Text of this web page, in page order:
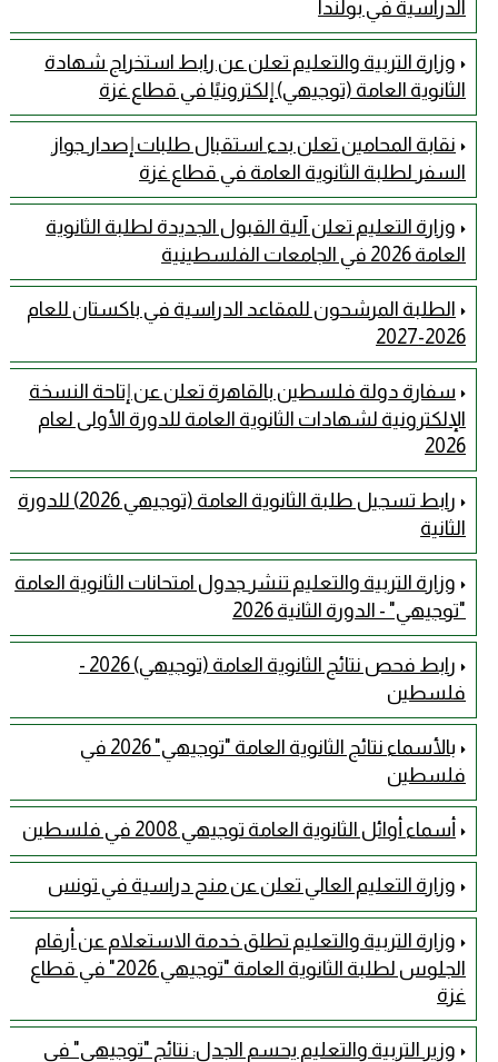
الدراسية في بولندا
وزارة التربية والتعليم تعلن عن رابط استخراج شهادة
الثانوية العامة (توجيهي) إلكترونيًا في قطاع غزة
نقابة المحامين تعلن بدء استقبال طلبات إصدار جواز
السفر لطلبة الثانوية العامة في قطاع غزة
وزارة التعليم تعلن آلية القبول الجديدة لطلبة الثانوية
العامة 2026 في الجامعات الفلسطينية
الطلبة المرشحون للمقاعد الدراسية في باكستان للعام
2026-2027
سفارة دولة فلسطين بالقاهرة تعلن عن إتاحة النسخة
الإلكترونية لشهادات الثانوية العامة للدورة الأولى لعام
2026
رابط تسجيل طلبة الثانوية العامة (توجيهي 2026) للدورة
الثانية
وزارة التربية والتعليم تنشر جدول امتحانات الثانوية العامة
"توجيهي" - الدورة الثانية 2026
رابط فحص نتائج الثانوية العامة (توجيهي) 2026 -
فلسطين
بالأسماء نتائج الثانوية العامة "توجيهي" 2026 في
فلسطين
أسماء أوائل الثانوية العامة توجيهي 2008 في فلسطين
وزارة التعليم العالي تعلن عن منح دراسية في تونس
وزارة التربية والتعليم تطلق خدمة الاستعلام عن أرقام
الجلوس لطلبة الثانوية العامة "توجيهي 2026" في قطاع
غزة
وزير التربية والتعليم يحسم الجدل: نتائج "توجيهي" في